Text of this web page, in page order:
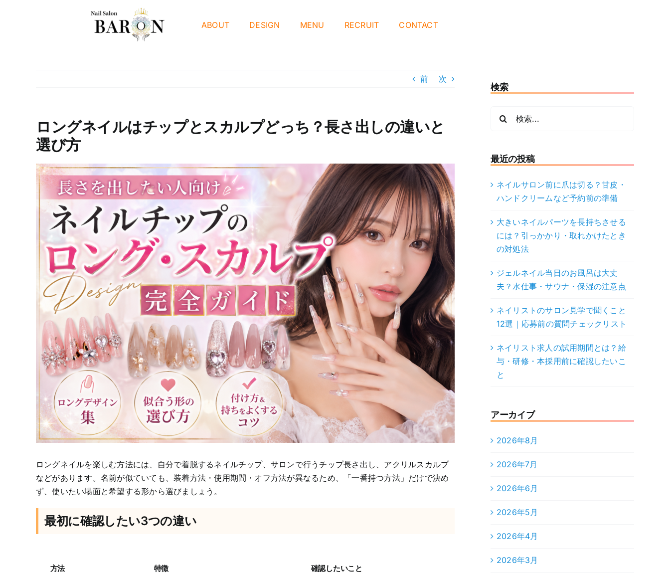
ABOUT DESIGN MENU RECRUIT CONTACT
前 次
ロングネイルはチップとスカルプどっち？長さ出しの違いと
選び方
View
Larger
Image
ロングネイルを楽しむ方法には、自分で着脱するネイルチップ、サロンで行うチップ長さ出し、アクリルスカルプ
などがあります。名前が似ていても、装着方法・使用期間・オフ方法が異なるため、「一番持つ方法」だけで決め
ず、使いたい場面と希望する形から選びましょう。
最初に確認したい3つの違い
方法 特徴 確認したいこと
検索
最近の投稿
ネイルサロン前に爪は切る？甘皮・
ハンドクリームなど予約前の準備
大きいネイルパーツを長持ちさせる
には？引っかかり・取れかけたとき
の対処法
ジェルネイル当日のお風呂は大丈
夫？水仕事・サウナ・保湿の注意点
ネイリストのサロン見学で聞くこと
12選｜応募前の質問チェックリスト
ネイリスト求人の試用期間とは？給
与・研修・本採用前に確認したいこ
と
アーカイブ
2026年8月
2026年7月
2026年6月
2026年5月
2026年4月
2026年3月